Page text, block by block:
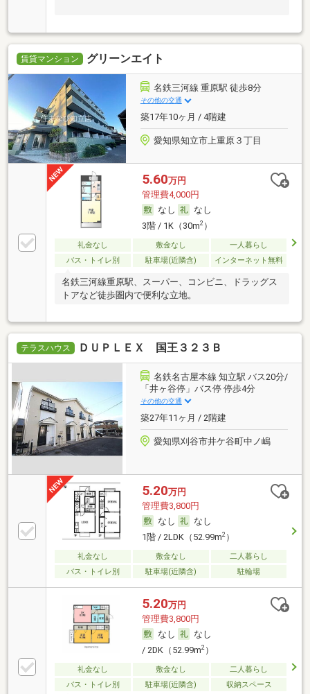
賃貸マンション グリーンエイト
名鉄三河線 重原駅 徒歩8分
その他の交通
築17年10ヶ月 / 4階建
愛知県知立市上重原３丁目
5.60万円
管理費4,000円
なし
なし
3階 / 1K（30m2）
礼金なし 敷金なし
一人暮らし
バス・トイレ別
駐車場(近隣含) インターネット無料
名鉄三河線重原駅、スーパー、コンビニ、ドラッグス
トアなど徒歩圏内で便利な立地。
テラスハウス ＤＵＰＬＥＸ 国王３２３Ｂ
名鉄名古屋本線 知立駅 バス20分/
「井ヶ谷停」バス停 停歩4分
その他の交通
築27年11ヶ月 / 2階建
愛知県刈谷市井ケ谷町中ノ嶋
5.20万円
管理費3,800円
なし
なし
1階 / 2LDK（52.99m2）
礼金なし 敷金なし
二人暮らし
バス・トイレ別
駐車場(近隣含) 駐輪場
5.20万円
管理費3,800円
なし
なし
/ 2DK（52.99m2）
礼金なし 敷金なし
二人暮らし
バス・トイレ別
駐車場(近隣含) 収納スペース